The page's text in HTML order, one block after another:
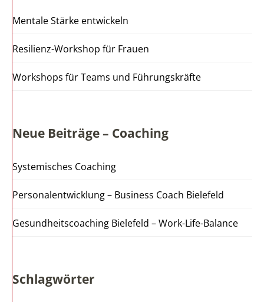
Mentale Stärke entwickeln
Resilienz-Workshop für Frauen
Workshops für Teams und Führungskräfte
Neue Beiträge – Coaching
Systemisches Coaching
Personalentwicklung – Business Coach Bielefeld
Gesundheitscoaching Bielefeld – Work-Life-Balance
Schlagwörter